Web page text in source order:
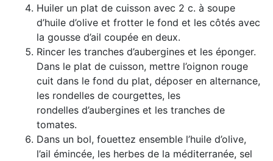
Huiler un plat de cuisson avec 2 c. à soupe
d’huile d’olive et frotter le fond et les côtés avec
la gousse d’ail coupée en deux.
Rincer les tranches d’aubergines et les éponger.
Dans le plat de cuisson, mettre l’oignon rouge
cuit dans le fond du plat, déposer en alternance,
les rondelles de courgettes, les
rondelles d’aubergines et les tranches de
tomates.
Dans un bol, fouettez ensemble l’huile d’olive,
l’ail émincée, les herbes de la méditerranée, sel